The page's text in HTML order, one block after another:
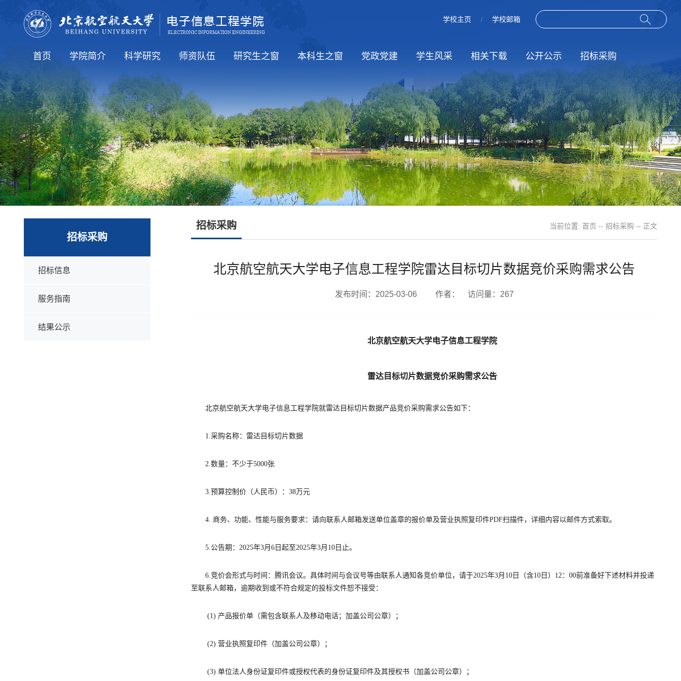
学校主页 / 学校邮箱
首页
学院要闻
通知公告
人才培养
就业信息
国际交流
学院简介
学院介绍
学院领导
学术机构
行政机构
科学研究
科研方向
科研学术
师资队伍 研究生之窗 本科生之窗 党政党建
党风廉政
工会活动
学生风采 相关下载
规章制度
公开公示 招标采购
招标信息
服务指南
结果公示
招标采购
招标信息
服务指南
结果公示
招标采购 当前位置: 首页 -- 招标采购 -- 正文
北京航空航天大学电子信息工程学院雷达目标切片数据竞价采购需求公告
发布时间：2025-03-06 作者： 访问量： 267
北京航空航天大学电子信息工程学院
雷达目标切片数据竞价采购需求公告
北京航空航天大学电子信息工程学院就雷达目标切片数据产品竞价采购需求公告如下：
1.采购名称： 雷达目标切片数据
2.数量： 不少于5000张
3.预算控制价（人民币）： 38万元
4. 商务、功能、性能与服务要求： 请向联系人邮箱发送单位盖章的报价单及营业执照复印件PDF扫描件，详细内容以邮件方式索取。
5.公告期： 2025年3月 6 日起至2025年3月 10 日止。
6.竞价会形式与时间：腾讯会议。具体时间与会议号等由联系人通知各竞价单位，请于2025年3月 10 日（含10 日） 12： 00前准备好下述材料并投递
至联系人邮箱，逾期收到或不符合规定的投标文件恕不接受：
(1) 产品报价单（需包含联系人及移动电话；加盖公司公章）；
(2) 营业执照复印件（加盖公司公章） ；
(3) 单位法人身份证复印件或授权代表的身份证复印件及其授权书（加盖公司公章）；